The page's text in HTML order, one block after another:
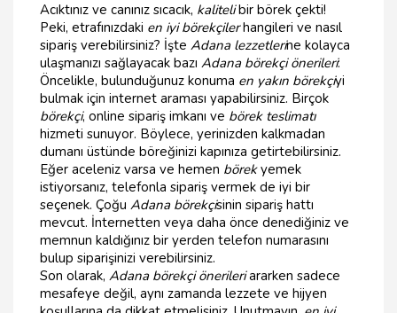
Acıktınız ve canınız sıcacık, kalitelibir börek çekti!
Peki, etrafınızdaki en iyi börekçilerhangileri ve nasıl
sipariş verebilirsiniz? İşte Adana lezzetlerine kolayca
ulaşmanızı sağlayacak bazı Adana börekçi önerileri:
Öncelikle, bulunduğunuz konuma en yakın börekçiyi
bulmak için internet araması yapabilirsiniz. Birçok
börekçi, online sipariş imkanı ve börek teslimatı
hizmeti sunuyor. Böylece, yerinizden kalkmadan
dumanı üstünde böreğinizi kapınıza getirtebilirsiniz.
Eğer aceleniz varsa ve hemen börekyemek
istiyorsanız, telefonla sipariş vermek de iyi bir
seçenek. Çoğu Adana börekçisinin sipariş hattı
mevcut. İnternetten veya daha önce denediğiniz ve
memnun kaldığınız bir yerden telefon numarasını
bulup siparişinizi verebilirsiniz.
Son olarak, Adana börekçi önerileriararken sadece
mesafeye değil, aynı zamanda lezzete ve hijyen